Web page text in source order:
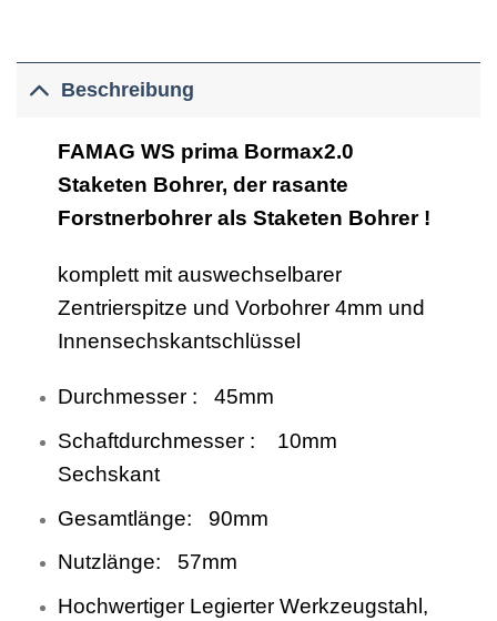
Beschreibung
FAMAG WS prima Bormax2.0
Staketen Bohrer, der rasante
Forstnerbohrer als Staketen Bohrer !
komplett mit auswechselbarer
Zentrierspitze und Vorbohrer 4mm und
Innensechskantschlüssel
Durchmesser : 45mm
Schaftdurchmesser : 10mm
Sechskant
Gesamtlänge: 90mm
Nutzlänge: 57mm
Hochwertiger Legierter Werkzeugstahl,